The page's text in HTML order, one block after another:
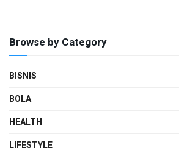
Browse by Category
BISNIS
BOLA
HEALTH
LIFESTYLE